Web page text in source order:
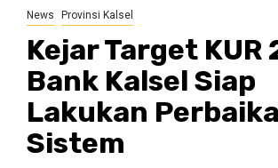
News Provinsi Kalsel
Kejar Target KUR
Bank Kalsel Siap
Lakukan
Sistem